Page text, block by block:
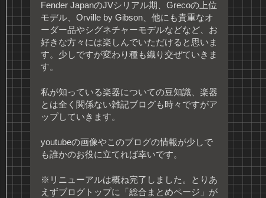
Fender JapanのJVシリアル期、Grecoの上位
モデル、Orville by Gibson、他にも貴重なオ
ーダー品やシグネチャーモデルなどなど、お
好きな方々には楽しんでいただけると思いま
す。少しですが変わり種も織り交ぜていきま
す。
私が知っている楽器についての豆知識、楽器
とは全く関係ない雑記ブログも時々ですがア
ップしていきます。
youtubeの画像やこのブログの情報が少しで
も誰かのお役に立てれば幸いです。
※リニューアルは概ね完了しました。とりあ
えずブログトップに「総合まとめページ」が